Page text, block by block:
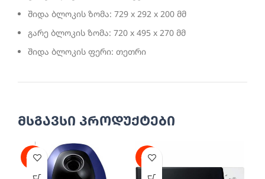
შიდა ბლოკის ზომა: 729 x 292 x 200 მმ
გარე ბლოკის ზომა: 720 x 495 x 270 მმ
შიდა ბლოკის ფერი: თეთრი
მსგავსი პროდუქტები
-40% -34%